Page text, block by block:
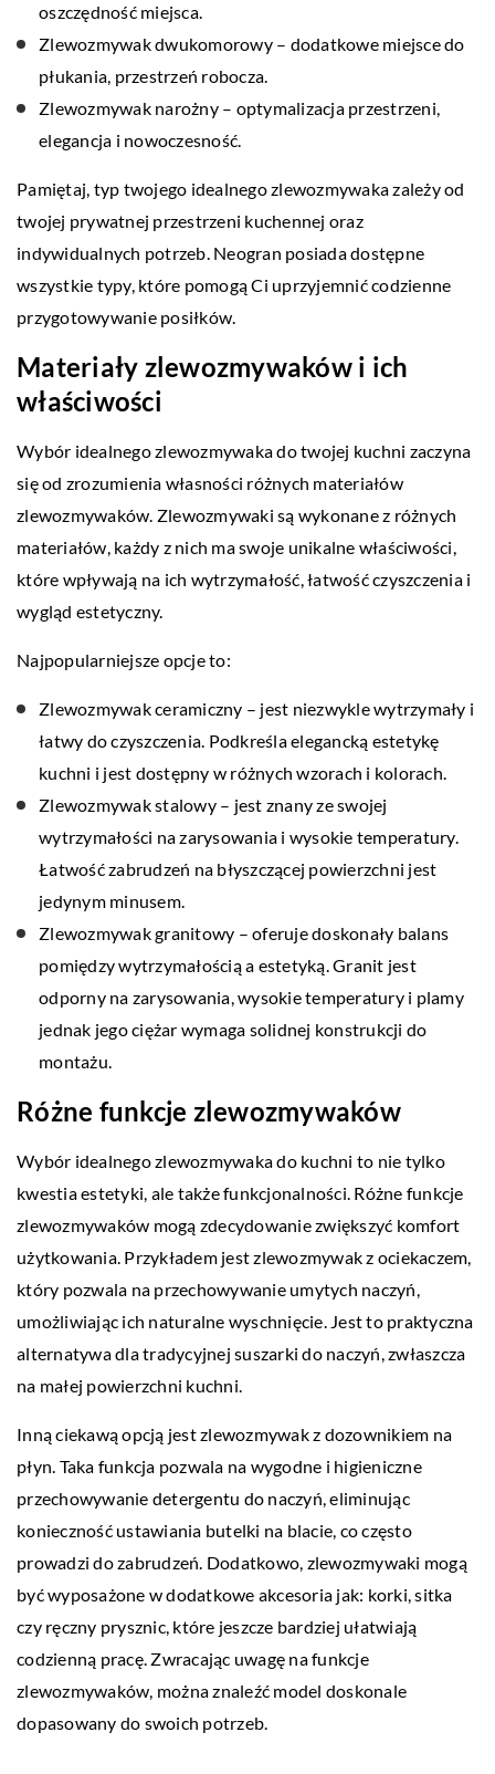
oszczędność miejsca.
Zlewozmywak dwukomorowy – dodatkowe miejsce do
płukania, przestrzeń robocza.
Zlewozmywak narożny – optymalizacja przestrzeni,
elegancja i nowoczesność.
Pamiętaj, typ twojego idealnego zlewozmywaka zależy od
twojej prywatnej przestrzeni kuchennej oraz
indywidualnych potrzeb. Neogran posiada dostępne
wszystkie typy, które pomogą Ci uprzyjemnić codzienne
przygotowywanie posiłków.
Materiały zlewozmywaków i ich
właściwości
Wybór idealnego zlewozmywaka do twojej kuchni zaczyna
się od zrozumienia własności różnych materiałów
zlewozmywaków. Zlewozmywaki są wykonane z różnych
materiałów, każdy z nich ma swoje unikalne właściwości,
które wpływają na ich wytrzymałość, łatwość czyszczenia i
wygląd estetyczny.
Najpopularniejsze opcje to:
Zlewozmywak ceramiczny – jest niezwykle wytrzymały i
łatwy do czyszczenia. Podkreśla elegancką estetykę
kuchni i jest dostępny w różnych wzorach i kolorach.
Zlewozmywak stalowy – jest znany ze swojej
wytrzymałości na zarysowania i wysokie temperatury.
Łatwość zabrudzeń na błyszczącej powierzchni jest
jedynym minusem.
Zlewozmywak granitowy – oferuje doskonały balans
pomiędzy wytrzymałością a estetyką. Granit jest
odporny na zarysowania, wysokie temperatury i plamy
jednak jego ciężar wymaga solidnej konstrukcji do
montażu.
Różne funkcje zlewozmywaków
Wybór idealnego zlewozmywaka do kuchni to nie tylko
kwestia estetyki, ale także funkcjonalności. Różne funkcje
zlewozmywaków mogą zdecydowanie zwiększyć komfort
użytkowania. Przykładem jest zlewozmywak z ociekaczem,
który pozwala na przechowywanie umytych naczyń,
umożliwiając ich naturalne wyschnięcie. Jest to praktyczna
alternatywa dla tradycyjnej suszarki do naczyń, zwłaszcza
na małej powierzchni kuchni.
Inną ciekawą opcją jest zlewozmywak z dozownikiem na
płyn. Taka funkcja pozwala na wygodne i higieniczne
przechowywanie detergentu do naczyń, eliminując
konieczność ustawiania butelki na blacie, co często
prowadzi do zabrudzeń. Dodatkowo, zlewozmywaki mogą
być wyposażone w dodatkowe akcesoria jak: korki, sitka
czy ręczny prysznic, które jeszcze bardziej ułatwiają
codzienną pracę. Zwracając uwagę na funkcje
zlewozmywaków, można znaleźć model doskonale
dopasowany do swoich potrzeb.